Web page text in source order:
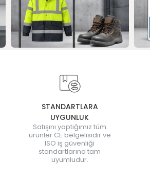
STANDARTLARA
UYGUNLUK
Satışını yaptığımız tüm
ürünler CE belgelisidir ve
ISO iş güvenliği
standartlarına tam
uyumludur.